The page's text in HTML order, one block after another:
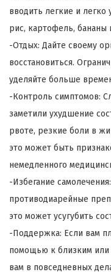
вводить легкие и легко
рис, картофель, бананы
-Отдых: Дайте своему
восстановиться.
уделяйте больше
-Контроль симптомов:
заметили ухудшение
рвоте, резкие боли в
это может быть
немедленного
-Избегание
противодиарейные
это может усугубить
-Поддержка: Если вам
помощью к близким или
вам в повседневных